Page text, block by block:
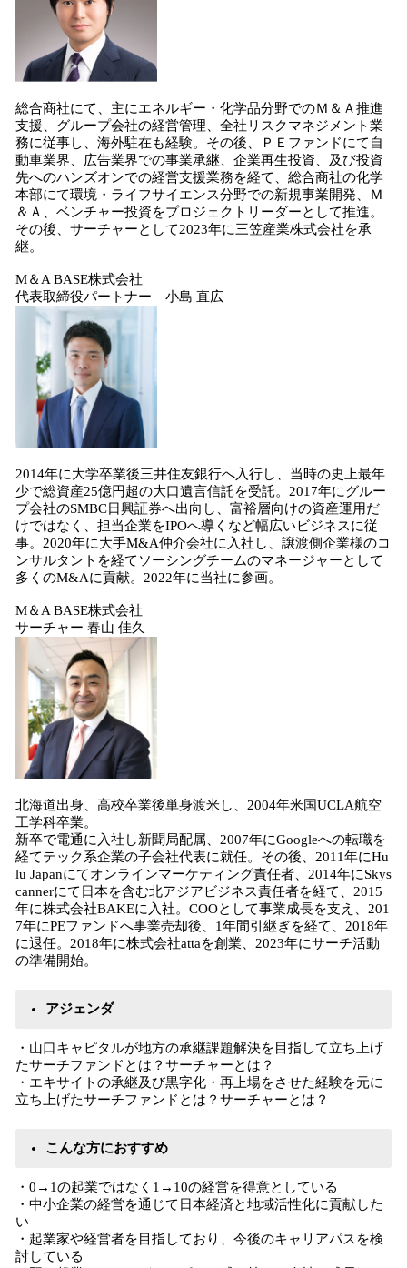
総合商社にて、主にエネルギー・化学品分野でのＭ＆Ａ推進
支援、グループ会社の経営管理、全社リスクマネジメント業
務に従事し、海外駐在も経験。その後、ＰＥファンドにて自
動車業界、広告業界での事業承継、企業再生投資、及び投資
先へのハンズオンでの経営支援業務を経て、総合商社の化学
本部にて環境・ライフサイエンス分野での新規事業開発、Ｍ
＆Ａ、ベンチャー投資をプロジェクトリーダーとして推進。
その後、サーチャーとして2023年に三笠産業株式会社を承
継。
M＆A BASE株式会社
代表取締役パートナー 小島 直広
2014年に大学卒業後三井住友銀行へ入行し、当時の史上最年
少で総資産25億円超の大口遺言信託を受託。2017年にグルー
プ会社のSMBC日興証券へ出向し、富裕層向けの資産運用だ
けではなく、担当企業をIPOへ導くなど幅広いビジネスに従
事。2020年に大手M&A仲介会社に入社し、譲渡側企業様のコ
ンサルタントを経てソーシングチームのマネージャーとして
多くのM&Aに貢献。2022年に当社に参画。
M＆A BASE株式会社
サーチャー 春山 佳久
北海道出身、高校卒業後単身渡米し、2004年米国UCLA航空
工学科卒業。
新卒で電通に入社し新聞局配属、2007年にGoogleへの転職を
経てテック系企業の子会社代表に就任。その後、2011年にHu
lu Japanにてオンラインマーケティング責任者、2014年にSkys
cannerにて日本を含む北アジアビジネス責任者を経て、2015
年に株式会社BAKEに入社。COOとして事業成長を支え、201
7年にPEファンドへ事業売却後、1年間引継ぎを経て、2018年
に退任。2018年に株式会社attaを創業、2023年にサーチ活動
の準備開始。
アジェンダ
・山口キャピタルが地方の承継課題解決を目指して立ち上げ
たサーチファンドとは？サーチャーとは？
・エキサイトの承継及び黒字化・再上場をさせた経験を元に
立ち上げたサーチファンドとは？サーチャーとは？
こんな方におすすめ
・0→1の起業ではなく1→10の経営を得意としている
・中小企業の経営を通じて日本経済と地域活性化に貢献した
い
・起業家や経営者を目指しており、今後のキャリアパスを検
討している